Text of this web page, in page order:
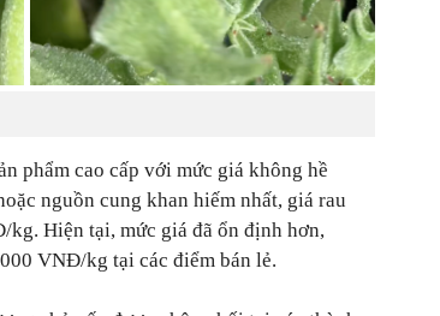
phẩm cao cấp với mức giá không hề
nguồn cung khan hiếm nhất, giá rau
kg. Hiện tại, mức giá đã ổn định hơn,
VNĐ/kg tại các điểm bán lẻ.